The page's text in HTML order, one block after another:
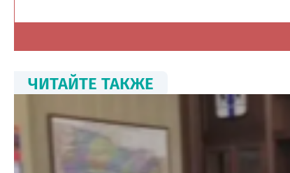
ЧИТАЙТЕ ТАКЖЕ